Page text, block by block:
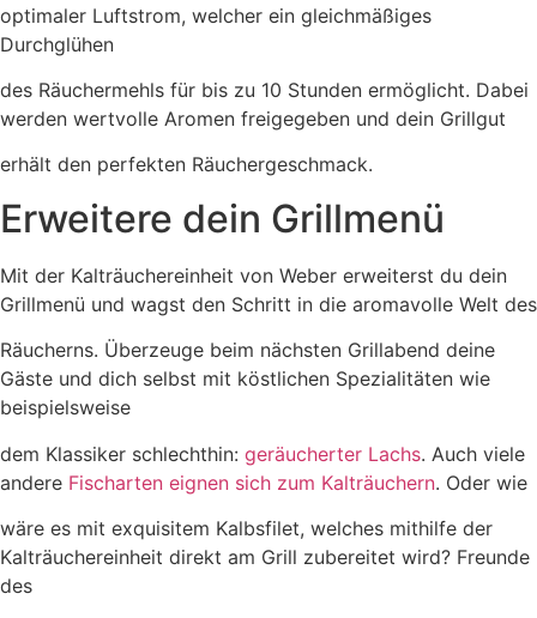
optimaler Luftstrom, welcher ein gleichmäßiges
Durchglühen
des Räuchermehls für bis zu 10 Stunden ermöglicht. Dabei
werden wertvolle Aromen freigegeben und dein Grillgut
erhält den perfekten Räuchergeschmack.
Erweitere dein Grillmenü
Mit der Kalträuchereinheit von Weber erweiterst du dein
Grillmenü und wagst den Schritt in die aromavolle Welt des
Räucherns. Überzeuge beim nächsten Grillabend deine
Gäste und dich selbst mit köstlichen Spezialitäten wie
beispielsweise
dem Klassiker schlechthin: geräucherter Lachs. Auch viele
andere Fischarten eignen sich zum Kalträuchern. Oder wie
wäre es mit exquisitem Kalbsfilet, welches mithilfe der
Kalträuchereinheit direkt am Grill zubereitet wird? Freunde
des